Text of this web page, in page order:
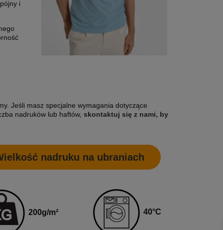
i
Jeśli masz specjalne wymagania dotyczące
nadruków lub haftów, skontaktuj się z nami, by
nadruku na ubraniach
200g/m² 40°C